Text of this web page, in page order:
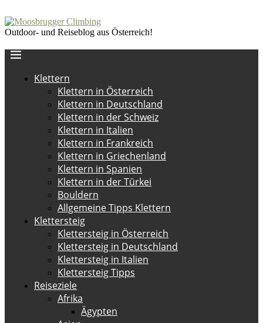
Outdoor- und Reiseblog aus Österreich!
Klettern
Klettern in Österreich
Klettern in Deutschland
Klettern in der Schweiz
Klettern in Italien
Klettern in Frankreich
Klettern in Griechenland
Klettern in Spanien
Klettern in der Türkei
Bouldern
Allgemeine Tipps Klettern
Klettersteig
Klettersteig in Österreich
Klettersteig in Deutschland
Klettersteig in Italien
Klettersteig Tipps
Reiseziele
Afrika
Ägypten